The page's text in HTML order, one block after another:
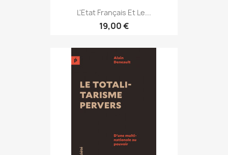
L'Etat Français Et Le...
19,00 €